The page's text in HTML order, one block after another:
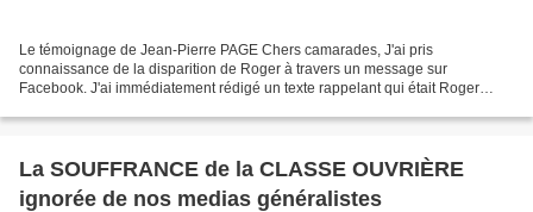
Le témoignage de Jean-Pierre PAGE Chers camarades, J'ai pris
connaissance de la disparition de Roger à travers un message sur
Facebook. J'ai immédiatement rédigé un texte rappelant qui était Roger
La SOUFFRANCE de la CLASSE OUVRIÈRE
ignorée de nos medias généralistes